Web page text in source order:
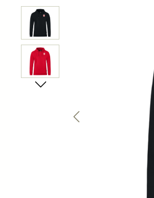
Bildergalerie überspringen